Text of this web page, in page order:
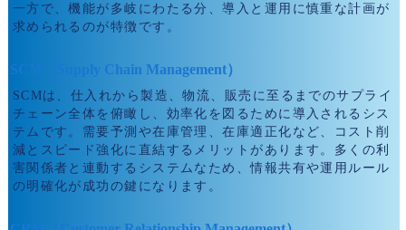
一方で、機能が多岐にわたる分、導入と運用に慎重な計画が
求められるのが特徴です。
SCM（Supply Chain Management）
SCMは、仕入れから製造、物流、販売に至るまでのサプライ
チェーン全体を俯瞰し、効率化を図るために導入されるシス
テムです。需要予測や在庫管理、在庫適正化など、コスト削
減とスピード強化に直結するメリットがあります。多くの利
害関係者と連動するシステムなため、情報共有や運用ルール
の明確化が成功の鍵になります。